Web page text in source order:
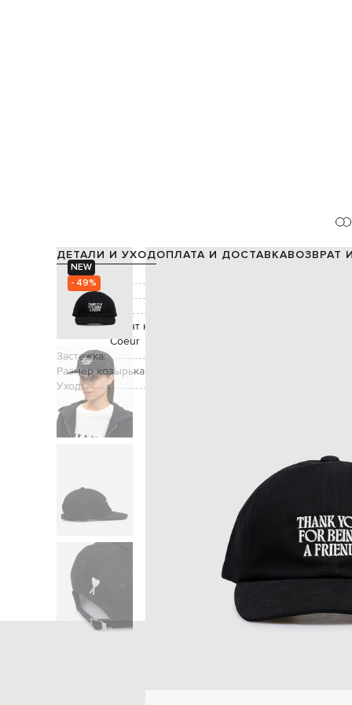
NEW
- 49%
ДЕТАЛИ И УХОДОПЛАТА И ДОСТАВКАВОЗВРАТ
Состав:
Подкладка:
Цвет:
Декор:
принт надписи "Thank You For Being A
Coeur
Застежка:
Размер козырька:
Уход:
Главная Ami Paris